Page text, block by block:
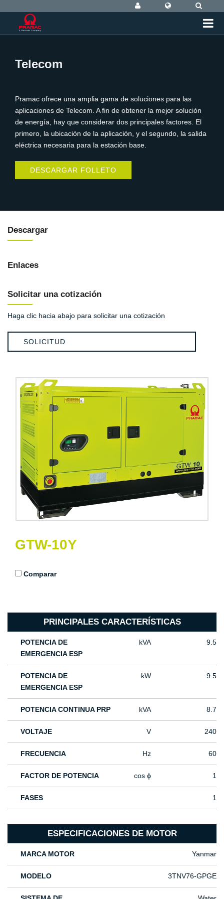
Telecom
Pramac ofrece una amplia gama de soluciones para las
aplicaciones de Telecom. A fin de obtener la mejor solución
de energía, hay que considerar dos principales factores. El
primero, la ubicación de la aplicación, y el segundo, la salida
eléctrica necesaria para la estación base.
DESCARGAR FOLLETO
Descargar
Enlaces
Solicitar una cotización
Haga clic hacia abajo para solicitar una cotización
SOLICITUD
GTW-10Y
Comparar
PRINCIPALES CARACTERÍSTICAS
POTENCIA DE
EMERGENCIA ESP
kVA 9.5
POTENCIA DE
EMERGENCIA ESP
kW 9.5
POTENCIA CONTINUA PRP kVA 8.7
VOLTAJE V 240
FRECUENCIA Hz 60
FACTOR DE POTENCIA cos ϕ 1
FASES 1
ESPECIFICACIONES DE MOTOR
MARCA MOTOR Yanmar
MODELO 3TNV76-GPGE